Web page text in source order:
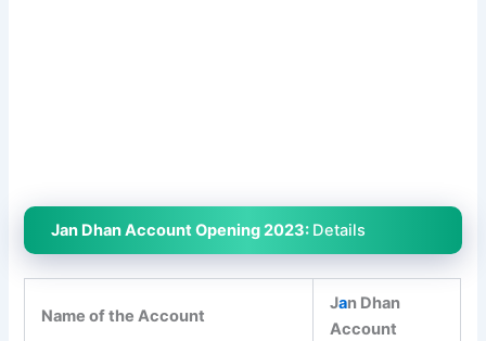
Jan Dhan Account Opening 2023: Details
Name of the Account
Jan Dhan
Account